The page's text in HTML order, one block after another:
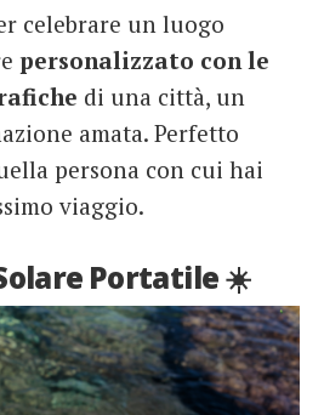
celebrare un luogo
personalizzato con le
di una città, un
amata. Perfetto
persona con cui hai
viaggio.
Portatile ☀️